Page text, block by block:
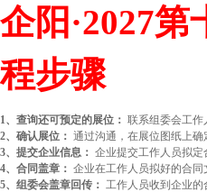
企阳·2027
程步骤
1、查询还可预定的展位： 联系组委会工作
2、确认展位： 通过沟通，在展位图纸上确
3、提交企业信息： 企业提交工作人员拟定
4、合同盖章： 企业在工作人员拟好的合同
5、组委会盖章回传： 工作人员收到企业的